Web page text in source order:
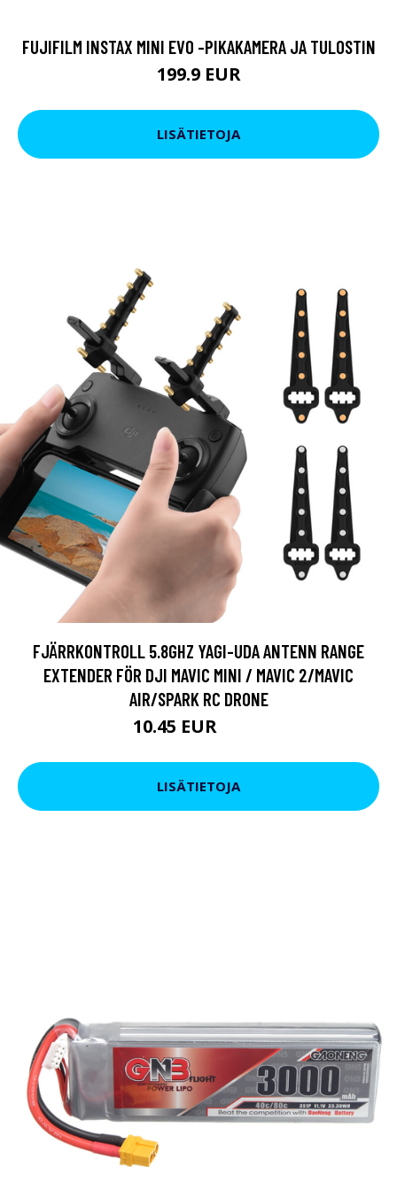
FUJIFILM INSTAX MINI EVO -PIKAKAMERA JA TULOSTIN
199.9 EUR
LISÄTIETOJA
FJÄRRKONTROLL 5.8GHZ YAGI-UDA ANTENN RANGE
EXTENDER FÖR DJI MAVIC MINI / MAVIC 2/MAVIC
AIR/SPARK RC DRONE
10.45 EUR
LISÄTIETOJA